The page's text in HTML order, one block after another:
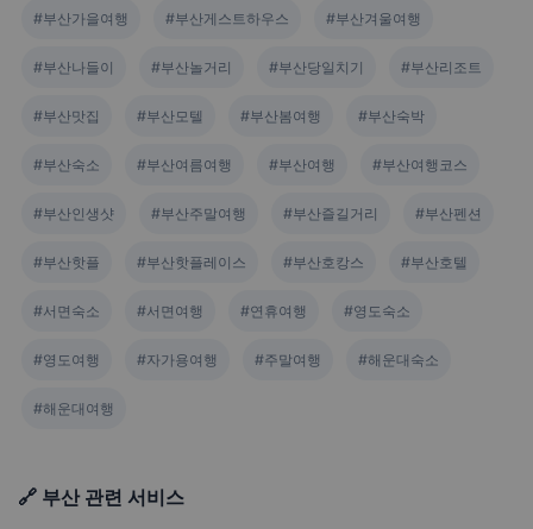
#부산가을여행 #부산게스트하우스 #부산겨울여행
#부산나들이 #부산놀거리 #부산당일치기 #부산리조트
#부산맛집 #부산모텔 #부산봄여행 #부산숙박
#부산숙소 #부산여름여행 #부산여행 #부산여행코스
#부산인생샷 #부산주말여행 #부산즐길거리 #부산펜션
#부산핫플 #부산핫플레이스 #부산호캉스 #부산호텔
#서면숙소 #서면여행 #연휴여행 #영도숙소
#영도여행 #자가용여행 #주말여행 #해운대숙소
#해운대여행
🔗 부산 관련 서비스